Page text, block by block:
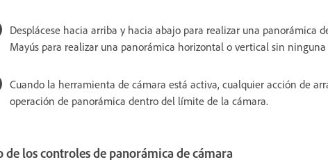
Desplácese hacia arriba y hacia abajo para realizar una panorámica
Mayús para realizar una panorámica horizontal o vertical sin
Cuando la herramienta de cámara está activa, cualquier acción de
operación de panorámica dentro del límite de la cámara.
de los controles de panorámica de cámara